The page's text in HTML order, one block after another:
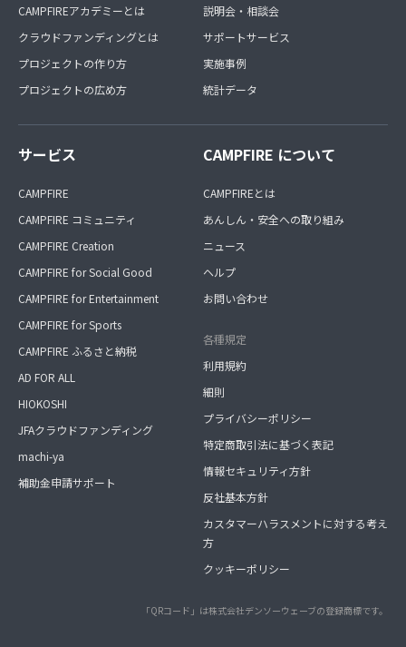
CAMPFIREアカデミーとは
クラウドファンディングとは
プロジェクトの作り方
プロジェクトの広め方
説明会・相談会
サポートサービス
実施事例
統計データ
サービス
CAMPFIRE
CAMPFIRE コミュニティ
CAMPFIRE Creation
CAMPFIRE for Social Good
CAMPFIRE for Entertainment
CAMPFIRE for Sports
CAMPFIRE ふるさと納税
AD FOR ALL
HIOKOSHI
JFAクラウドファンディング
machi-ya
補助金申請サポート
CAMPFIRE について
CAMPFIREとは
あんしん・安全への取り組み
ニュース
ヘルプ
お問い合わせ
各種規定
利用規約
細則
プライバシーポリシー
特定商取引法に基づく表記
情報セキュリティ方針
反社基本方針
カスタマーハラスメントに対する考え
方
クッキーポリシー
「QRコード」は株式会社デンソーウェーブの登録商標です。